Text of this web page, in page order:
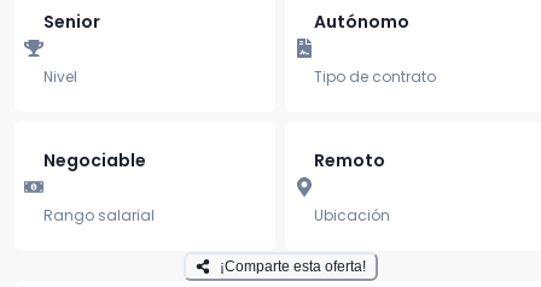
Senior
Nivel
Autónomo
Tipo de contrato
Negociable
Rango salarial
Remoto
Ubicación
¡Comparte esta oferta!